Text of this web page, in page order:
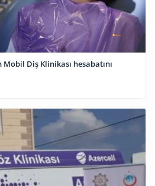
Diş Klinikası hesabatını